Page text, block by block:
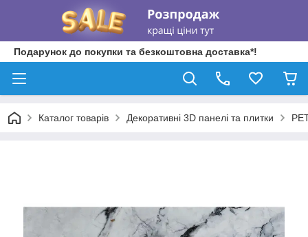
Подарунок до покупки та безкоштовна доставка*!
Каталог товарів Декоративні 3D панелі та плитки